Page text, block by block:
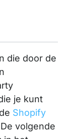
die door de
je kunt
Shopify
De volgende